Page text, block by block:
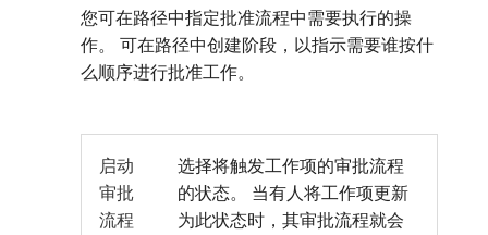
您可在路径中指定批准流程中需要执行的操
作。 可在路径中创建阶段，以指示需要谁按什
么顺序进行批准工作。
启动
审批
流程
选择将触发工作项的审批流程
的状态。 当有人将工作项更新
为此状态时，其审批流程就会